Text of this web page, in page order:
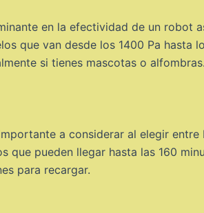
en la efectividad de un robot
que van desde los 1400 Pa
si tienes mascotas o alfombras.
a considerar al elegir
que pueden llegar hasta las 160
para recargar.